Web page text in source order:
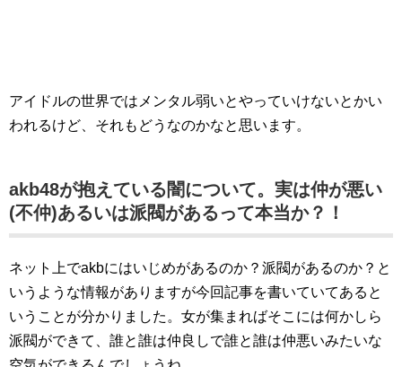
アイドルの世界ではメンタル弱いとやっていけないとかい
われるけど、それもどうなのかなと思います。
akb48が抱えている闇について。実は仲が悪い
(不仲)あるいは派閥があるって本当か？！
ネット上でakbにはいじめがあるのか？派閥があるのか？と
いうような情報がありますが今回記事を書いていてあると
いうことが分かりました。女が集まればそこには何かしら
派閥ができて、誰と誰は仲良しで誰と誰は仲悪いみたいな